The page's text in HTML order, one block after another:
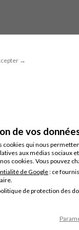
→
de vos
cookies qui nous
aux médias sociaux
cookies. Vous pouvez
de Google: ce
de protection des